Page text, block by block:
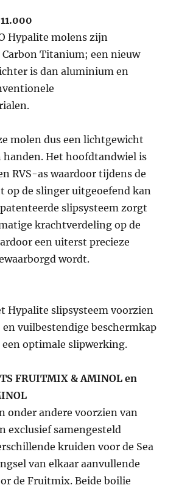
Hypalite molens zijn
Titanium; een nieuw
is dan aluminium en
molen dus een lichtgewicht
Het hoofdtandwiel is
RVS-as waardoor tijdens de
op de slinger uitgeoefend kan
slipsysteem zorgt
krachtverdeling op de
een uiterst precieze
wordt.
Hypalite slipsysteem voorzien
vuilbestendige beschermkap
optimale slipwerking.
FRUITMIX & AMINOL en
onder andere voorzien van
exclusief samengesteld
kruiden voor de Sea
van elkaar aanvullende
de Fruitmix. Beide boilie